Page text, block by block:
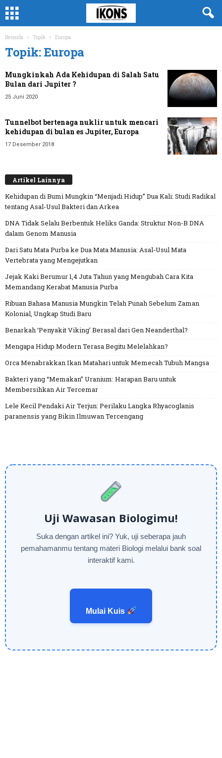
Beranda Topik Europa
Topik: Europa
Mungkinkah Ada Kehidupan di Salah Satu
Bulan dari Jupiter ?
25 Juni 2020
Tunnelbot bertenaga nuklir untuk mencari
kehidupan di bulan es Jupiter, Europa
17 Desember 2018
Artikel Lainnya
Kehidupan di Bumi Mungkin “Menjadi Hidup” Dua Kali: Studi Radikal
tentang Asal-Usul Bakteri dan Arkea
DNA Tidak Selalu Berbentuk Heliks Ganda: Struktur Non-B DNA
dalam Genom Manusia
Dari Satu Mata Purba ke Dua Mata Manusia: Asal-Usul Mata
Vertebrata yang Mengejutkan
Jejak Kaki Berumur 1,4 Juta Tahun yang Mengubah Cara Kita
Memandang Kerabat Manusia Purba
Ribuan Bahasa Manusia Mungkin Telah Punah Sebelum Zaman
Kolonial, Ungkap Studi Baru
Benarkah ‘Penyakit Viking’ Berasal dari Gen Neanderthal?
Mengapa Hidup Modern Terasa Begitu Melelahkan?
Orca Menabrakkan Ikan Matahari untuk Memecah Tubuh Mangsa
Bakteri yang “Memakan” Uranium: Harapan Baru untuk
Membersihkan Air Tercemar
Lele Kecil Pendaki Air Terjun: Perilaku Langka Rhyacoglanis
paranensis yang Bikin Ilmuwan Tercengang
Uji Wawasan Biologimu!
Suka dengan artikel ini? Yuk, uji seberapa jauh
pemahamanmu tentang materi Biologi melalui bank soal
interaktif kami.
Mulai Kuis